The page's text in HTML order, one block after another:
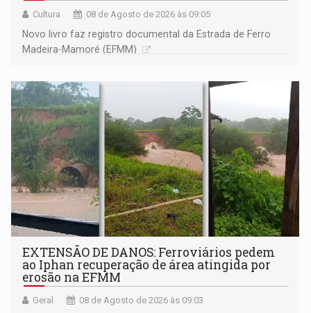
Cultura 08 de Agosto de 2026 às 09:05
Novo livro faz registro documental da Estrada de Ferro
Madeira-Mamoré (EFMM)
EXTENSÃO DE DANOS: Ferroviários pedem
ao Iphan recuperação de área atingida por
erosão na EFMM
Geral 08 de Agosto de 2026 às 09:03